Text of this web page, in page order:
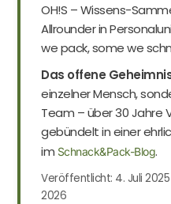
OH!S – Wissens-
Allrounder in
we pack, some we
Das offene
einzelner Mensch,
Team – über 30 Jahre
gebündelt in einer
im Schnack&Pack-Blog.
Veröffentlicht: 4. Juli 2025
2026